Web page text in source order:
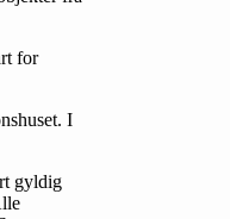
for
I
gyldig